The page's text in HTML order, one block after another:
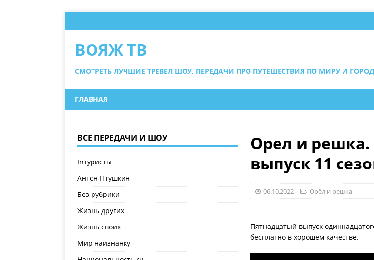
ВОЯЖ ТВ
СМОТРЕТЬ ЛУЧШИЕ ТРЕВЕЛ ШОУ, ПЕРЕДАЧИ ПРО ПУТЕШЕСТВИЯ ПО МИРУ И
ГЛАВНАЯ
Орел и
выпуск 11
06.10.2022 Орёл и решка
Пятнадцатый выпуск
бесплатно в хорошем качестве.
ВСЕ ПЕРЕДАЧИ И ШОУ
Inтуристы
Антон Птушкин
Без рубрики
Жизнь других
Жизнь своих
Мир наизнанку